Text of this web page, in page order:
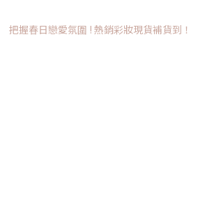
把握春日戀愛氛圍 ! 熱銷彩妝現貨補貨到！